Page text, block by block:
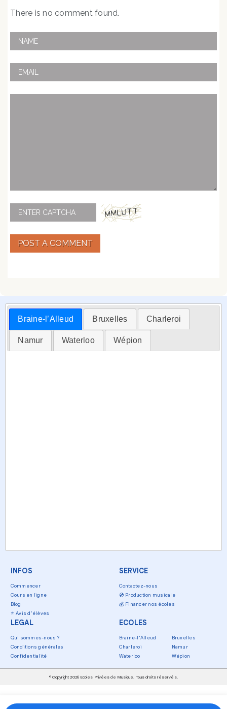
There is no comment found.
POST A COMMENT
Braine-l’Alleud Bruxelles Charleroi
Namur Waterloo Wépion
INFOS
Commencer
Cours en ligne
Blog
⭐ Avis d'élèves
SERVICE
Contactez-nous
💿 Production musicale
💰 Financer nos écoles
LEGAL
Qui sommes-nous ?
Conditions générales
Confidentialité
ECOLES
Braine-l'Alleud
Bruxelles
Charleroi
Namur
Waterloo
Wépion
© Copyright 2026 Ecoles Privées de Musique. Tous droits réservés.